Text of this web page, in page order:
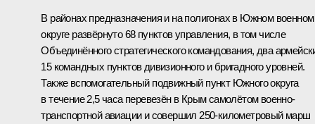
В районах предназначения и на полигонах в Южном военном
округе развёрнуто 68 пунктов управления, в том числе
Объединённого стратегического командования, два
15 командных пунктов дивизионного и бригадного уровней.
Также вспомогательный подвижный пункт Южного округа
в течение 2,5 часа перевезён в Крым самолётом военно-
транспортной авиации и совершил 250‑километровый марш